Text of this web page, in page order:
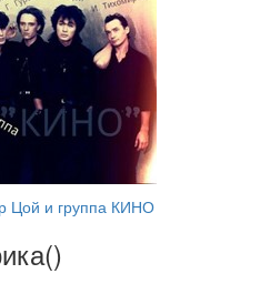
Цой и группа КИНО
)